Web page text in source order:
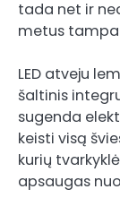
tada net ir
metus
LED atveju
šaltinis
sugenda
keisti visą
kurių
apsaugas